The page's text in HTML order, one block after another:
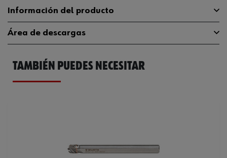
Información del producto
20.5 mm
Material Acero endurecido
Peso del producto (por artículo) 34.000 g
Área de descargas
Catálogo General 0650683010
TAMBIÉN PUEDES NECESITAR